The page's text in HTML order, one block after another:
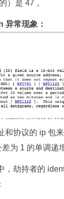
）是 47 。
常现象：
和协议的 ip 包
为 1 的单调递
，劫持者的